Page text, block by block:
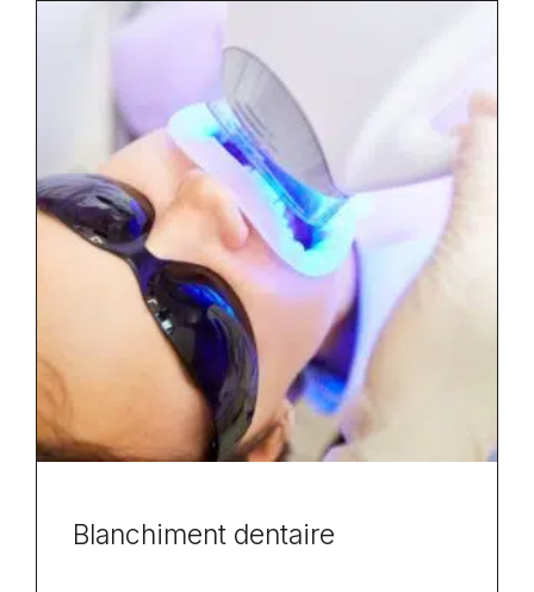
Blanchiment dentaire